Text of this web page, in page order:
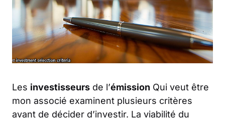
Les investisseurs de l’émission Qui veut être
mon associé examinent plusieurs critères
avant de décider d’investir. La viabilité du